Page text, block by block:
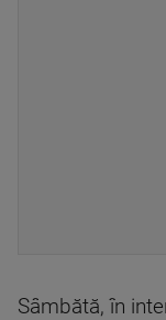
Sâmbătă, în